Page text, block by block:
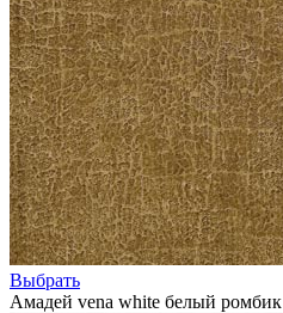
Выбрать
Амадей vena white белый ромбик